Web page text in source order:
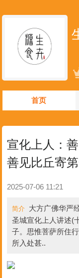
首页
宣化上人：
善见比丘寄
2025-07-06 11:21
简介 大方广佛华严
圣城宣化上人讲述(
子。思惟菩萨所住
所入处甚..